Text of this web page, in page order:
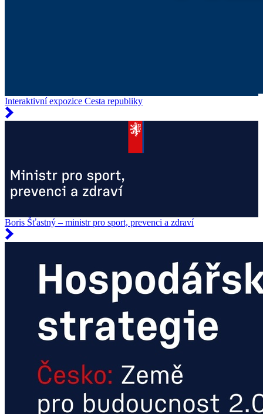
Interaktivní expozice Cesta republiky
Boris Šťastný – ministr pro sport, prevenci a zdraví